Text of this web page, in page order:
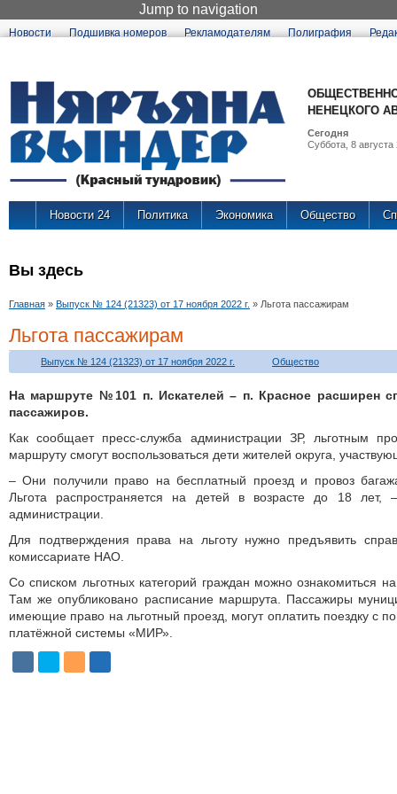
Jump to navigation
Новости Подшивка номеров Рекламодателям Полиграфия
НЕНЕЦКОГО
Сегодня
Суббота, 8 августа
Новости 24 Политика Экономика Общество
Вы здесь
Главная » Выпуск № 124 (21323) от 17 ноября 2022 г. » Льгота пассажирам
Льгота пассажирам
Выпуск № 124 (21323) от 17 ноября 2022 г. Общество
На маршруте №101 п. Искателей – п. Красное расширен
пассажиров.
Как сообщает пресс-служба администрации ЗР, льготным
маршруту смогут воспользоваться дети жителей округа,
– Они получили право на бесплатный проезд и провоз
Льгота распространяется на детей в возрасте до 18 лет,
администрации.
Для подтверждения права на льготу нужно предъявить
комиссариате НАО.
Со списком льготных категорий граждан можно ознакомиться
Там же опубликовано расписание маршрута. Пассажиры
имеющие право на льготный проезд, могут оплатить поездку с
платёжной системы «МИР».